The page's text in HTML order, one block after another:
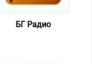
БГ Радио